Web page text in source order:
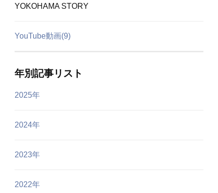
YOKOHAMA STORY
YouTube動画(9)
年別記事リスト
2025年
2024年
2023年
2022年